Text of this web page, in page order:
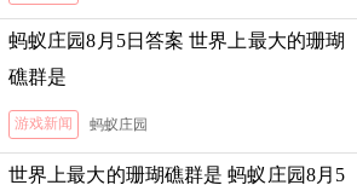
蚂蚁庄园8月5日答案 世界上最大的珊瑚
礁群是
游戏新闻 蚂蚁庄园
世界上最大的珊瑚礁群是 蚂蚁庄园8月5